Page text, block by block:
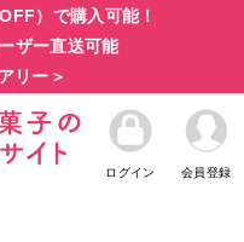
）で購入可能！
ザー直送可能
リー＞
ログイン 会員登録